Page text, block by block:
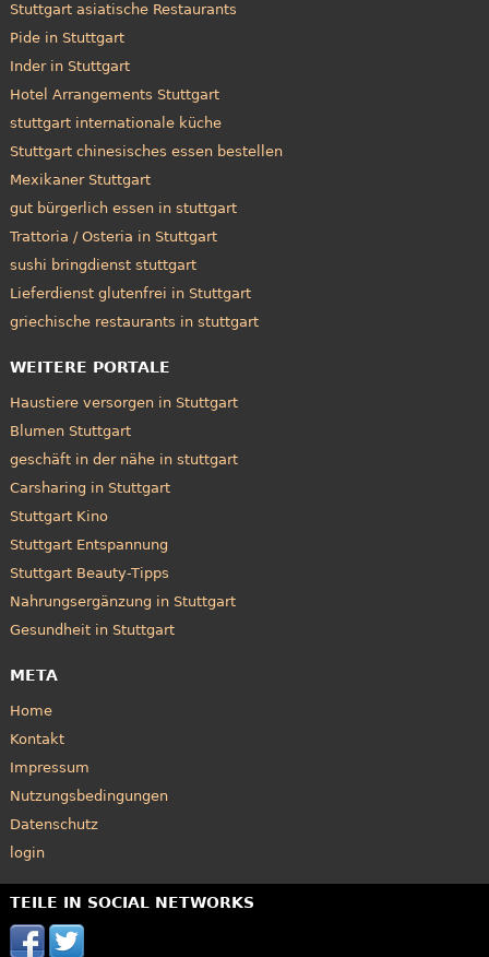
Stuttgart asiatische Restaurants
Pide in Stuttgart
Inder in Stuttgart
Hotel Arrangements Stuttgart
stuttgart internationale küche
Stuttgart chinesisches essen bestellen
Mexikaner Stuttgart
gut bürgerlich essen in stuttgart
Trattoria / Osteria in Stuttgart
sushi bringdienst stuttgart
Lieferdienst glutenfrei in Stuttgart
griechische restaurants in stuttgart
WEITERE PORTALE
Haustiere versorgen in Stuttgart
Blumen Stuttgart
geschäft in der nähe in stuttgart
Carsharing in Stuttgart
Stuttgart Kino
Stuttgart Entspannung
Stuttgart Beauty-Tipps
Nahrungsergänzung in Stuttgart
Gesundheit in Stuttgart
META
Home
Kontakt
Impressum
Nutzungsbedingungen
Datenschutz
login
TEILE IN SOCIAL NETWORKS